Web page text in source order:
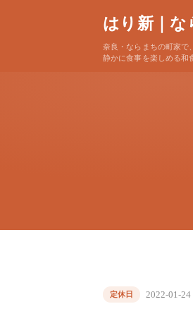
はり新｜な
奈良・ならまちの町家で、
静かに食事を楽しめる和
定休日 2022-01-24